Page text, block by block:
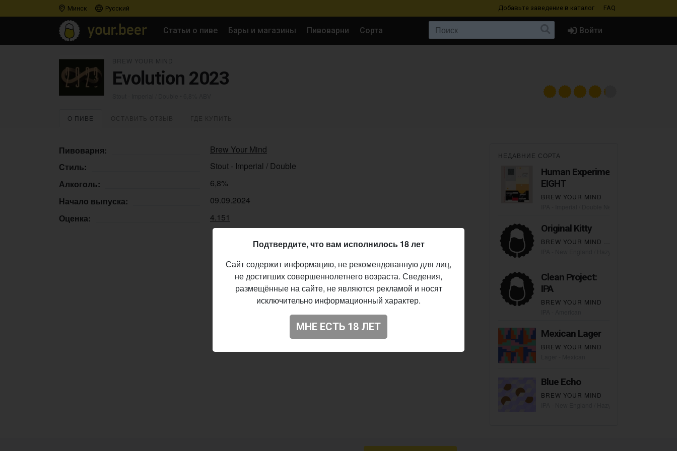
Минск Русский Добавьте заведение в каталог FAQ
Статьи о пиве Бары и магазины Пивоварни Сорта Войти
Evolution 2023
О ПИВЕ
Пивоварня:
Brew Your Mind
Стиль:
Stout - Imperial / Double
Алкоголь:
6,8%
Начало выпуска:
09.09.2024
Оценка:
4.151
НЕДАВНИЕ СОРТА
Human Experiment FIFTY
EIGHT
BREW YOUR MIND
Original Kitty
BREW YOUR MIND
Clean Project:
IPA
BREW YOUR MIND
Mexican Lager
BREW YOUR MIND
Blue Echo
BREW YOUR MIND
Подтвердите, что вам исполнилось 18 лет
Сайт содержит информацию, не рекомендованную для лиц,
не достигших совершеннолетнего возраста. Сведения,
размещённые на сайте, не являются рекламой и носят
исключительно информационный характер.
МНЕ ЕСТЬ 18 ЛЕТ